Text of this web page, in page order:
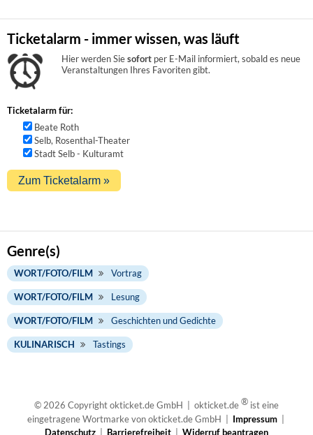
Ticketalarm - immer wissen, was läuft
Hier werden Siesofort per E-Mail informiert, sobald es neue
Veranstaltungen Ihres Favoriten gibt.
Ticketalarm für:
Beate Roth
Selb, Rosenthal-Theater
Stadt Selb - Kulturamt
Genre(s)
WORT/FOTO/FILM Vortrag
WORT/FOTO/FILM Lesung
WORT/FOTO/FILM Geschichten und Gedichte
KULINARISCH Tastings
© 2026 Copyright okticket.de GmbH | okticket.de® ist eine
eingetragene Wortmarke von okticket.de GmbH | Impressum|
Datenschutz
Barrierefreiheit Widerruf beantragen